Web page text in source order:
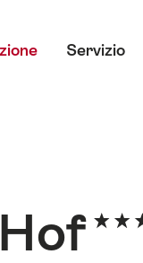
Servizio